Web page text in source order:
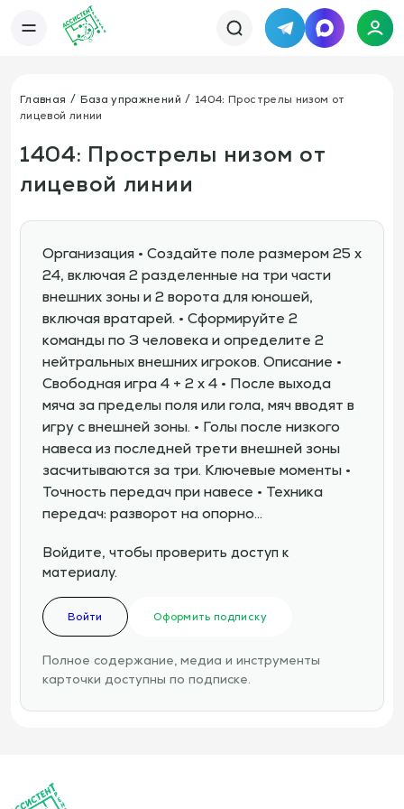
TelegramMAX
Книги
Новости
Отзывы
Политика конфиденциальности
Свяжитесь с нами
Телефон:
TelegramMAX
Главная База упражнений
1404: Прострелы низом от
лицевой линии
1404: Прострелы низом от
лицевой линии
Организация • Создайте поле размером 25 x
24, включая 2 разделенные на три части
внешних зоны и 2 ворота для юношей,
включая вратарей. • Сформируйте 2
команды по 3 человека и определите 2
нейтральных внешних игроков. Описание •
Свободная игра 4 + 2 х 4 • После выхода
мяча за пределы поля или гола, мяч вводят в
игру с внешней зоны. • Голы после низкого
навеса из последней трети внешней зоны
засчитываются за три. Ключевые моменты •
Точность передач при навесе • Техника
передач: разворот на опорно…
Войдите, чтобы проверить доступ к
материалу.
Войти Оформить подписку
Полное содержание, медиа и инструменты
карточки доступны по подписке.